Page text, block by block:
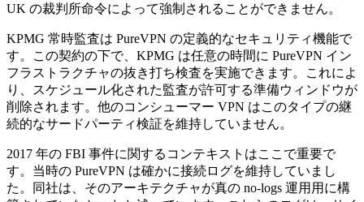
UK の裁判所命令によって強制されることができません。
KPMG 常時監査は PureVPN の定義的なセキュリティ機能で
す。この契約の下で、KPMG は任意の時間に PureVPN イン
フラストラクチャの抜き打ち検査を実施できます。これによ
り、スケジュール化された監査が許可する準備ウィンドウが
削除されます。他のコンシューマー VPN はこのタイプの継
続的なサードパーティ検証を維持していません。
2017 年の FBI 事件に関するコンテキストはここで重要で
す。当時の PureVPN は確かに接続ログを維持していまし
た。同社は、そのアーキテクチャが真の no-logs 運用用に構